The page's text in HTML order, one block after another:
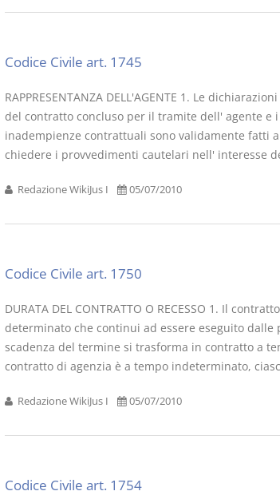
Codice Civile art. 1745
RAPPRESENTANZA DELL'AGENTE 1. Le
del contratto concluso per il tramite dell' agente e
inadempienze contrattuali sono validamente fatti
chiedere i provvedimenti cautelari nell' interesse
Redazione WikiJus I 05/07/2010
Codice Civile art. 1750
DURATA DEL CONTRATTO O RECESSO 1. Il
determinato che continui ad essere eseguito dalle
scadenza del termine si trasforma in contratto a
contratto di agenzia è a tempo indeterminato,
Redazione WikiJus I 05/07/2010
Codice Civile art. 1754